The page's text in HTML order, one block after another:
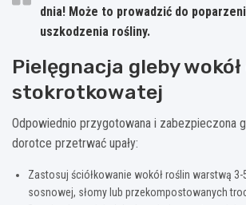
dnia! Może to prowadzić do
uszkodzenia rośliny.
Pielęgnacja gleby
stokrotkowatej
Odpowiednio przygotowana i zabezpieczona
dorotce przetrwać upały:
Zastosuj ściółkowanie wokół roślin warstwą
sosnowej, słomy lub przekompostowanych